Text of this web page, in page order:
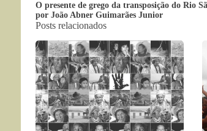
O presente de grego da transposição do Rio
por João Abner Guimarães Junior
Posts relacionados